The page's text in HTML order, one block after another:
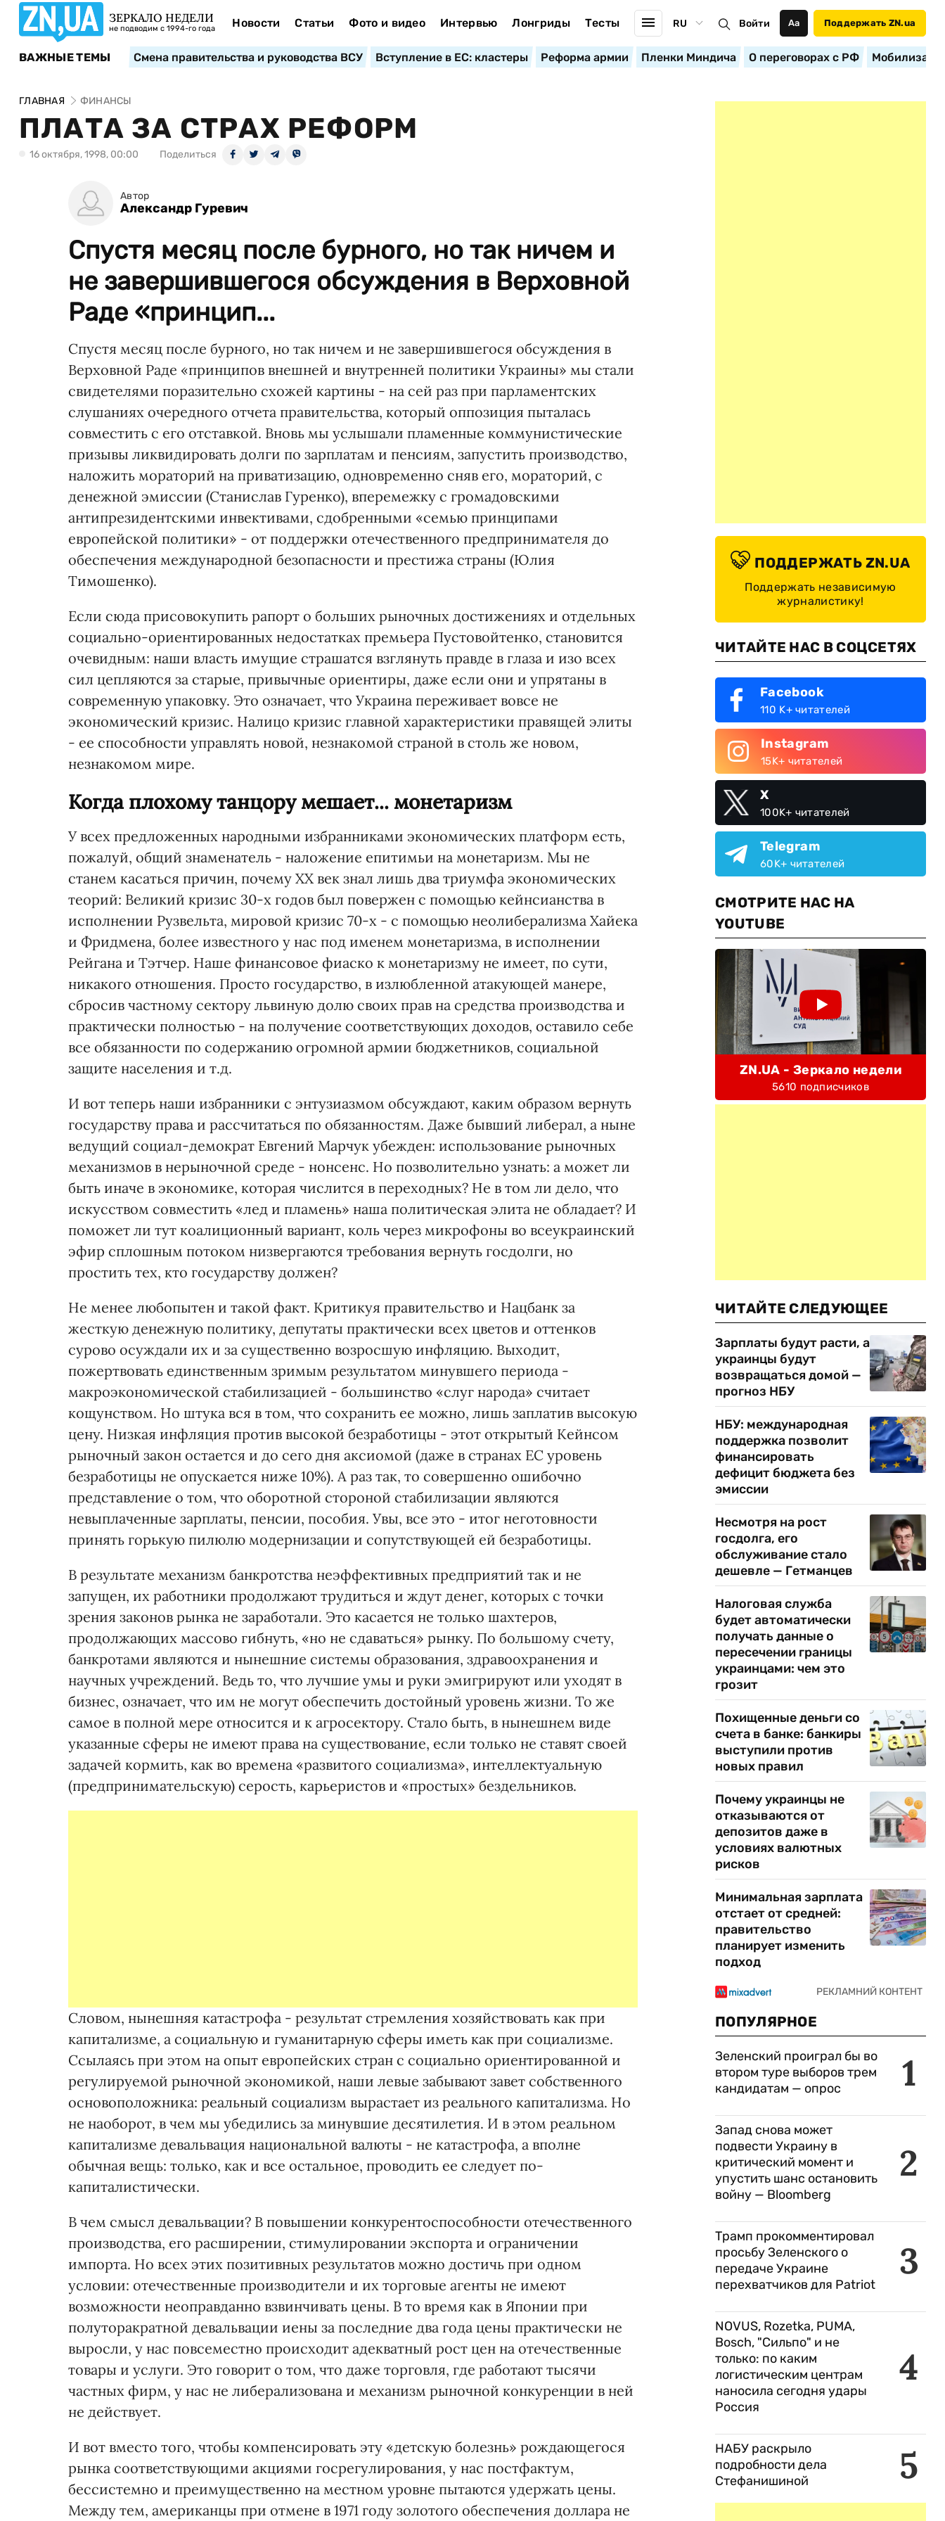
ЗЕРКАЛО НЕДЕЛИ
не подводим с 1994-го года Новости Статьи Фото и видео Интервью Лонгриды Тесты RU Войти Аа Поддержать ZN.ua
ВАЖНЫЕ ТЕМЫ Смена правительства и руководства ВСУ Вступление в ЕС: кластеры Реформа армии Пленки Миндича О переговорах с РФ
ГЛАВНАЯ ФИНАНСЫ
ПЛАТА ЗА СТРАХ РЕФОРМ
16 октября, 1998, 00:00 Поделиться
Автор
Александр Гуревич
Спустя месяц после бурного, но так ничем и
не завершившегося обсуждения в Верховной
Раде «принцип...
Спустя месяц после бурного, но так ничем и не завершившегося обсуждения в
Верховной Раде «принципов внешней и внутренней политики Украины» мы стали
свидетелями поразительно схожей картины - на сей раз при парламентских
слушаниях очередного отчета правительства, который оппозиция пыталась
совместить с его отставкой. Вновь мы услышали пламенные коммунистические
призывы ликвидировать долги по зарплатам и пенсиям, запустить производство,
наложить мораторий на приватизацию, одновременно сняв его, мораторий, с
денежной эмиссии (Станислав Гуренко), вперемежку с громадовскими
антипрезидентскими инвективами, сдобренными «семью принципами
европейской политики» - от поддержки отечественного предпринимателя до
обеспечения международной безопасности и престижа страны (Юлия
Тимошенко).
Если сюда присовокупить рапорт о больших рыночных достижениях и отдельных
социально-ориентированных недостатках премьера Пустовойтенко, становится
очевидным: наши власть имущие страшатся взглянуть правде в глаза и изо всех
сил цепляются за старые, привычные ориентиры, даже если они и упрятаны в
современную упаковку. Это означает, что Украина переживает вовсе не
экономический кризис. Налицо кризис главной характеристики правящей элиты
- ее способности управлять новой, незнакомой страной в столь же новом,
незнакомом мире.
Когда плохому танцору мешает... монетаризм
У всех предложенных народными избранниками экономических платформ есть,
пожалуй, общий знаменатель - наложение епитимьи на монетаризм. Мы не
станем касаться причин, почему ХХ век знал лишь два триумфа экономических
теорий: Великий кризис 30-х годов был повержен с помощью кейнсианства в
исполнении Рузвельта, мировой кризис 70-х - с помощью неолиберализма Хайека
и Фридмена, более известного у нас под именем монетаризма, в исполнении
Рейгана и Тэтчер. Наше финансовое фиаско к монетаризму не имеет, по сути,
никакого отношения. Просто государство, в излюбленной атакующей манере,
сбросив частному сектору львиную долю своих прав на средства производства и
практически полностью - на получение соответствующих доходов, оставило себе
все обязанности по содержанию огромной армии бюджетников, социальной
защите населения и т.д.
И вот теперь наши избранники с энтузиазмом обсуждают, каким образом вернуть
государству права и рассчитаться по обязанностям. Даже бывший либерал, а ныне
ведущий социал-демократ Евгений Марчук убежден: использование рыночных
механизмов в нерыночной среде - нонсенс. Но позволительно узнать: а может ли
быть иначе в экономике, которая числится в переходных? Не в том ли дело, что
искусством совместить «лед и пламень» наша политическая элита не обладает? И
поможет ли тут коалиционный вариант, коль через микрофоны во всеукраинский
эфир сплошным потоком низвергаются требования вернуть госдолги, но
простить тех, кто государству должен?
Не менее любопытен и такой факт. Критикуя правительство и Нацбанк за
жесткую денежную политику, депутаты практически всех цветов и оттенков
сурово осуждали их и за существенно возросшую инфляцию. Выходит,
пожертвовать единственным зримым результатом минувшего периода -
макроэкономической стабилизацией - большинство «слуг народа» считает
кощунством. Но штука вся в том, что сохранить ее можно, лишь заплатив высокую
цену. Низкая инфляция против высокой безработицы - этот открытый Кейнсом
рыночный закон остается и до сего дня аксиомой (даже в странах ЕС уровень
безработицы не опускается ниже 10%). А раз так, то совершенно ошибочно
представление о том, что оборотной стороной стабилизации являются
невыплаченные зарплаты, пенсии, пособия. Увы, все это - итог неготовности
принять горькую пилюлю модернизации и сопутствующей ей безработицы.
В результате механизм банкротства неэффективных предприятий так и не
запущен, их работники продолжают трудиться и ждут денег, которых с точки
зрения законов рынка не заработали. Это касается не только шахтеров,
продолжающих массово гибнуть, «но не сдаваться» рынку. По большому счету,
банкротами являются и нынешние системы образования, здравоохранения и
научных учреждений. Ведь то, что лучшие умы и руки эмигрируют или уходят в
бизнес, означает, что им не могут обеспечить достойный уровень жизни. То же
самое в полной мере относится и к агросектору. Стало быть, в нынешнем виде
указанные сферы не имеют права на существование, если только не ставят своей
задачей кормить, как во времена «развитого социализма», интеллектуальную
(предпринимательскую) серость, карьеристов и «простых» бездельников.
Словом, нынешняя катастрофа - результат стремления хозяйствовать как при
капитализме, а социальную и гуманитарную сферы иметь как при социализме.
Ссылаясь при этом на опыт европейских стран с социально ориентированной и
регулируемой рыночной экономикой, наши левые забывают завет собственного
основоположника: реальный социализм вырастает из реального капитализма. Но
не наоборот, в чем мы убедились за минувшие десятилетия. И в этом реальном
капитализме девальвация национальной валюты - не катастрофа, а вполне
обычная вещь: только, как и все остальное, проводить ее следует по-
капиталистически.
В чем смысл девальвации? В повышении конкурентоспособности отечественного
производства, его расширении, стимулировании экспорта и ограничении
импорта. Но всех этих позитивных результатов можно достичь при одном
условии: отечественные производители и их торговые агенты не имеют
возможности неоправданно взвинчивать цены. В то время как в Японии при
полуторакратной девальвации иены за последние два года цены практически не
выросли, у нас повсеместно происходит адекватный рост цен на отечественные
товары и услуги. Это говорит о том, что даже торговля, где работают тысячи
частных фирм, у нас не либерализована и механизм рыночной конкуренции в ней
не действует.
И вот вместо того, чтобы компенсировать эту «детскую болезнь» рождающегося
рынка соответствующими акциями госрегулирования, у нас постфактум,
бессистемно и преимущественно на местном уровне пытаются удержать цены.
Между тем, американцы при отмене в 1971 году золотого обеспечения доллара не
ПОДДЕРЖАТЬ ZN.UA
Поддержать независимую
журналистику!
ЧИТАЙТЕ НАС В СОЦСЕТЯХ
Facebook
110 K+ читателей
Instagram
15K+ читателей
X
100K+ читателей
Telegram
60K+ читателей
СМОТРИТЕ НАС НА
YOUTUBE
ZN.UA - Зеркало недели
5610 подписчиков
ЧИТАЙТЕ СЛЕДУЮЩЕЕ
Зарплаты будут расти, а
украинцы будут
возвращаться домой —
прогноз НБУ
НБУ: международная
поддержка позволит
финансировать
дефицит бюджета без
эмиссии
Несмотря на рост
госдолга, его
обслуживание стало
дешевле — Гетманцев
Налоговая служба
будет автоматически
получать данные о
пересечении границы
украинцами: чем это
грозит
Похищенные деньги со
счета в банке: банкиры
выступили против
новых правил
Почему украинцы не
отказываются от
депозитов даже в
условиях валютных
рисков
Минимальная зарплата
отстает от средней:
правительство
планирует изменить
подход
ПОПУЛЯРНОЕ
1
Зеленский проиграл бы во
втором туре выборов трем
кандидатам — опрос
2
Запад снова может
подвести Украину в
критический момент и
упустить шанс остановить
войну — Bloomberg
3
Трамп прокомментировал
просьбу Зеленского о
передаче Украине
перехватчиков для Patriot
4
NOVUS, Rozetka, PUMA,
Bosch, "Сильпо" и не
только: по каким
логистическим центрам
наносила сегодня удары
Россия
5
НАБУ раскрыло
подробности дела
Стефанишиной